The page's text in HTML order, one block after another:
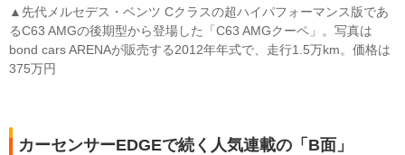
▲先代メルセデス・ベンツ Cクラスの超ハイパフォーマンス版であ
るC63 AMGの後期型から登場した「C63 AMGクーペ」。写真は
bond cars ARENAが販売する2012年年式で、走行1.5万km。価格は
375万円
カーセンサーEDGEで続く人気連載の「B面」